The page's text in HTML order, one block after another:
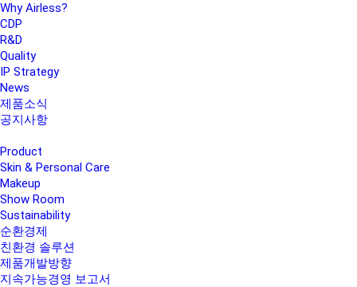
Why Airless?
CDP
R&D
Quality
IP Strategy
News
제품소식
공지사항
Product
Skin & Personal Care
Makeup
Show Room
Sustainability
순환경제
친환경 솔루션
제품개발방향
지속가능경영 보고서